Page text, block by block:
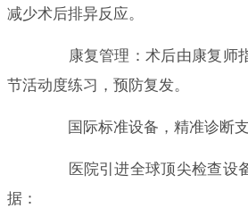
减少术后排异反应。
康复管理：术后由康复师
节活动度练习，预防复发。
国际标准设备，精准诊断
医院引进全球顶尖检查设
据：